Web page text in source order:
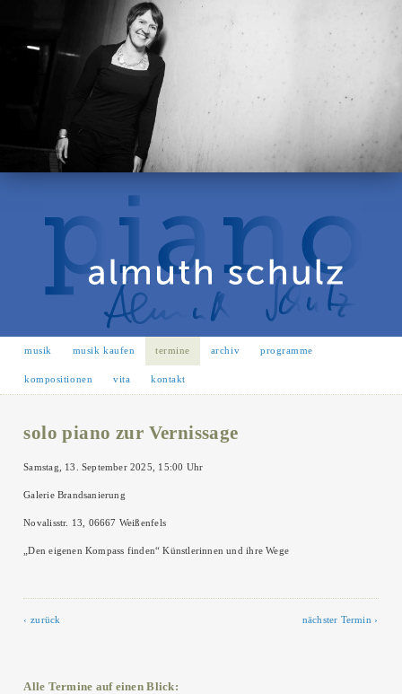
musik musik kaufen termine archiv programme
kompositionen vita kontakt
solo piano zur Vernissage
Samstag, 13. September 2025, 15:00 Uhr
Galerie Brandsanierung
Novalisstr. 13, 06667 Weißenfels
„Den eigenen Kompass finden“ Künstlerinnen und ihre Wege
zurück nächster Termin
Alle Termine auf einen Blick: